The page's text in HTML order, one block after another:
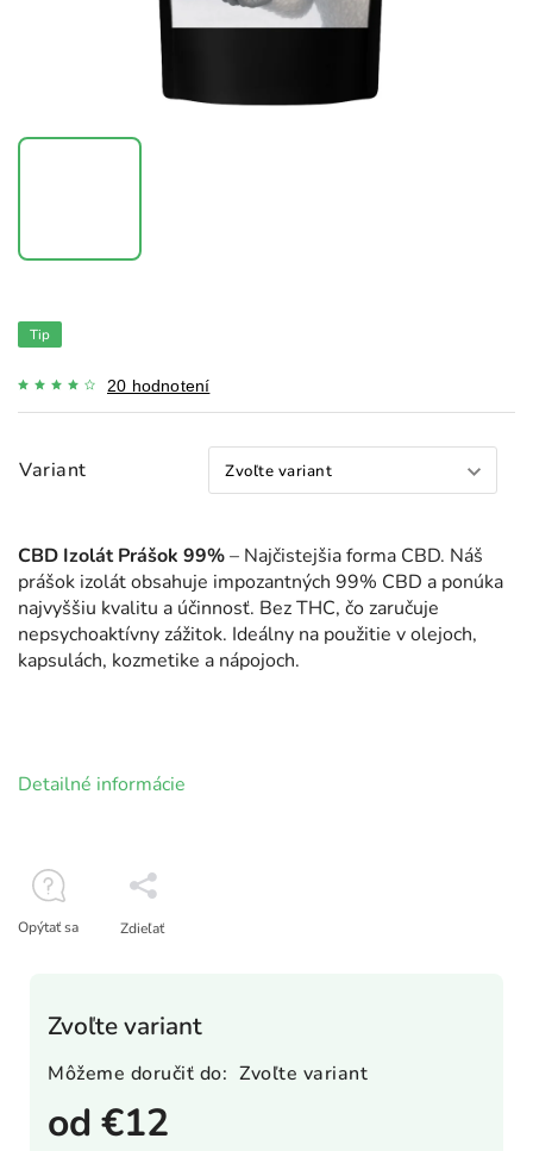
Tip
20 hodnotení
Variant
od€12
Zvoľte variant
Môžeme doručiť do: Zvoľte variant
CBD Izolát Prášok 99%– Najčistejšia forma CBD. Náš
prášok izolát obsahuje impozantných 99% CBD a ponúka
najvyššiu kvalitu a účinnosť. Bez THC, čo zaručuje
nepsychoaktívny zážitok. Ideálny na použitie v olejoch,
kapsulách, kozmetike a nápojoch.
Detailné informácie
Opýtať sa Zdieľať